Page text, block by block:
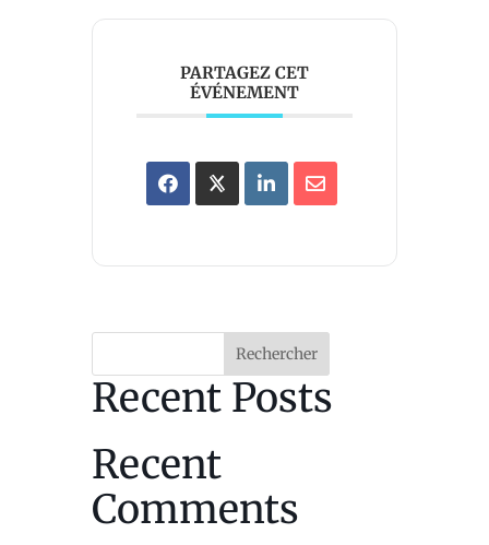
PARTAGEZ CET
ÉVÉNEMENT
Rechercher
Recent Posts
Recent
Comments